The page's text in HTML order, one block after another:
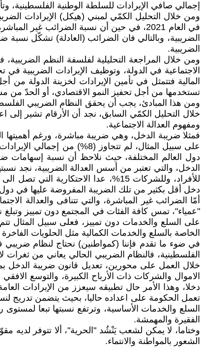
إجمالي صافي الإيرادات للسلطة الوطنية الفلسطينية،
الضريبية.
ومن خلال المراجعة التحليلية لفلسفة النظم الضريبية،
الاجتماعية في الدولة، وتوظيف الإيرادات الضريبية في
المالية فتتمثل في تأمين الإيرادات لخزينة الدولة من
تستخدمها من أجل تحفيز النمو الاقتصادي، أو الحدّ
ومن هذا المبادئ، يجب أن يحقق النظام الضريبي
خلال التحليل الكمّي السابق، نجد أن الأرقام تشير
ومفهوم العدالة الاجتماعية.
على سبيل المثال، لم
دول العالم المختلفة، حيث نلاحظ أن نسبة إسهامات
دخل أقل بكثير من تلك الضريبة المفروضة عليها في
على السلع والخدمات دون تمييز، فعلى سبيل المثال
الخاصة بالسلع والخدمات الكمالية مثل الحلويات
في ضوء ما تقدم فإننا (كمواطنين) نحتاج لنظام ضريبي
الفلسطينية، فالنظام الضريبي الحالي يعاني من ثغرات
خلال العمل على محورين، تعديل قانون ضريبة الدخل
الاموال والشركات ذات الأرباح الكبيرة، والتوسع
دخلا، وهذا الأمر حال تطبيقه سيعزز من الإيرادات
تعمل الحكومة على اعداده حاليا، بحيث يتضمن تدريج
السلع والخدمات الأساسية، وترتفع نسبتها تبعا لمستوى
الفقيرة والمهمشة.
وختاما، لا يمكن لشعب يَنْشُد "الحرية"، ألا تتوفر لديه
الشعور بالمواطنة والانتماء.